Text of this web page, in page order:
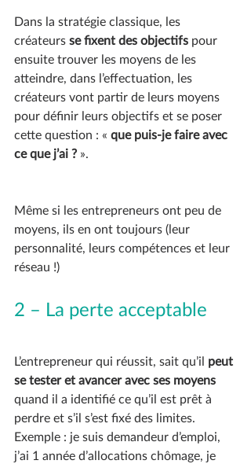
Dans la stratégie classique, les
créateurs se fixent des objectifs pour
ensuite trouver les moyens de les
atteindre, dans l’effectuation, les
créateurs vont partir de leurs moyens
pour définir leurs objectifs et se poser
cette question : « que puis-je faire avec
ce que j’ai ? ».
Même si les entrepreneurs ont peu de
moyens, ils en ont toujours (leur
personnalité, leurs compétences et leur
réseau !)
2 – La perte acceptable
L’entrepreneur qui réussit, sait qu’il peut
se tester et avancer avec ses moyens
quand il a identifié ce qu’il est prêt à
perdre et s’il s’est fixé des limites.
Exemple : je suis demandeur d’emploi,
j’ai 1 année d’allocations chômage, je